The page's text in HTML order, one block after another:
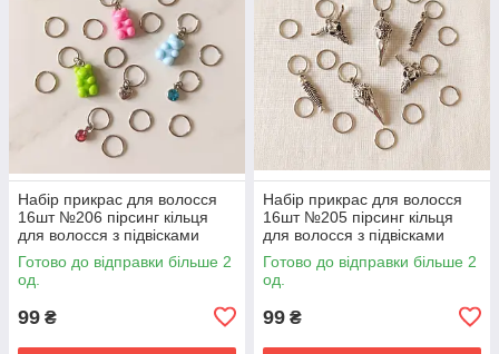
Набір прикрас для волосся
16шт №206 пірсинг кільця
для волосся з підвісками
Готово до відправки більше 2
од.
99 ₴
Набір прикрас для волосся
16шт №205 пірсинг кільця
для волосся з підвісками
Готово до відправки більше 2
од.
99 ₴